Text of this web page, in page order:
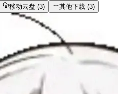
移动云盘 (3) 其他下载 (3)